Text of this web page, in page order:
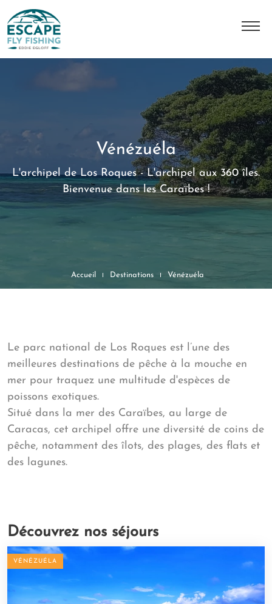
Notre équipe
Nos séjours
Contact
Vénézuéla
L'archipel de Los Roques - L'archipel aux 360 îles.
Bienvenue dans les Caraïbes !
Accueil Destinations Vénézuéla
Le parc national de Los Roques est l’une des
meilleures destinations de pêche à la mouche en
mer pour traquez une multitude d'espèces de
poissons exotiques.
Situé dans la mer des Caraïbes, au large de
Caracas, cet archipel offre une diversité de coins de
pêche, notamment des îlots, des plages, des flats et
des lagunes.
Découvrez nos séjours
VÉNÉZUÉLA